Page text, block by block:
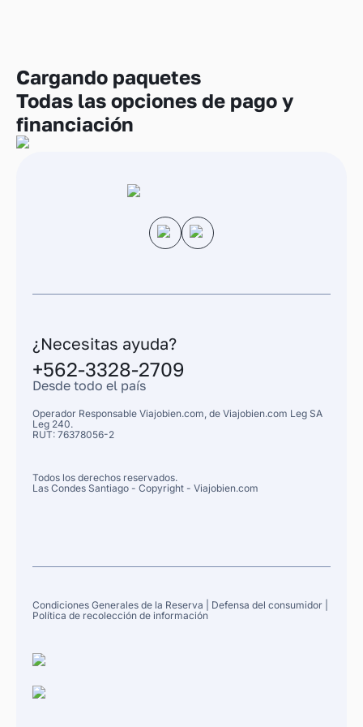
Cargando paquetes
Todas las opciones de pago y
financiación
¿Necesitas ayuda?
+562-3328-2709
Desde todo el país
Operador Responsable Viajobien.com, de Viajobien.com Leg SA
Leg 240.
RUT: 76378056-2
Todos los derechos reservados.
Las Condes Santiago - Copyright - Viajobien.com
Condiciones Generales de la Reserva Defensa del consumidor
Política de recolección de información